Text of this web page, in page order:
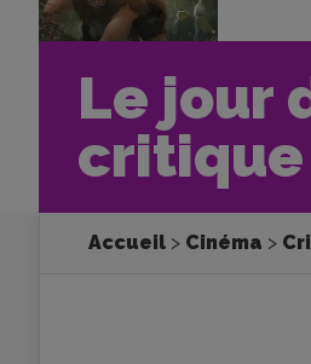
Le jour
critique
Accueil Cinéma